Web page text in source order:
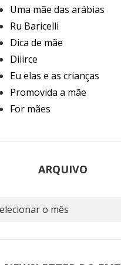
Uma mãe das arábias
Ru Baricelli
Dica de mãe
Diiirce
Eu elas e as crianças
Promovida a mãe
For mães
ARQUIVO